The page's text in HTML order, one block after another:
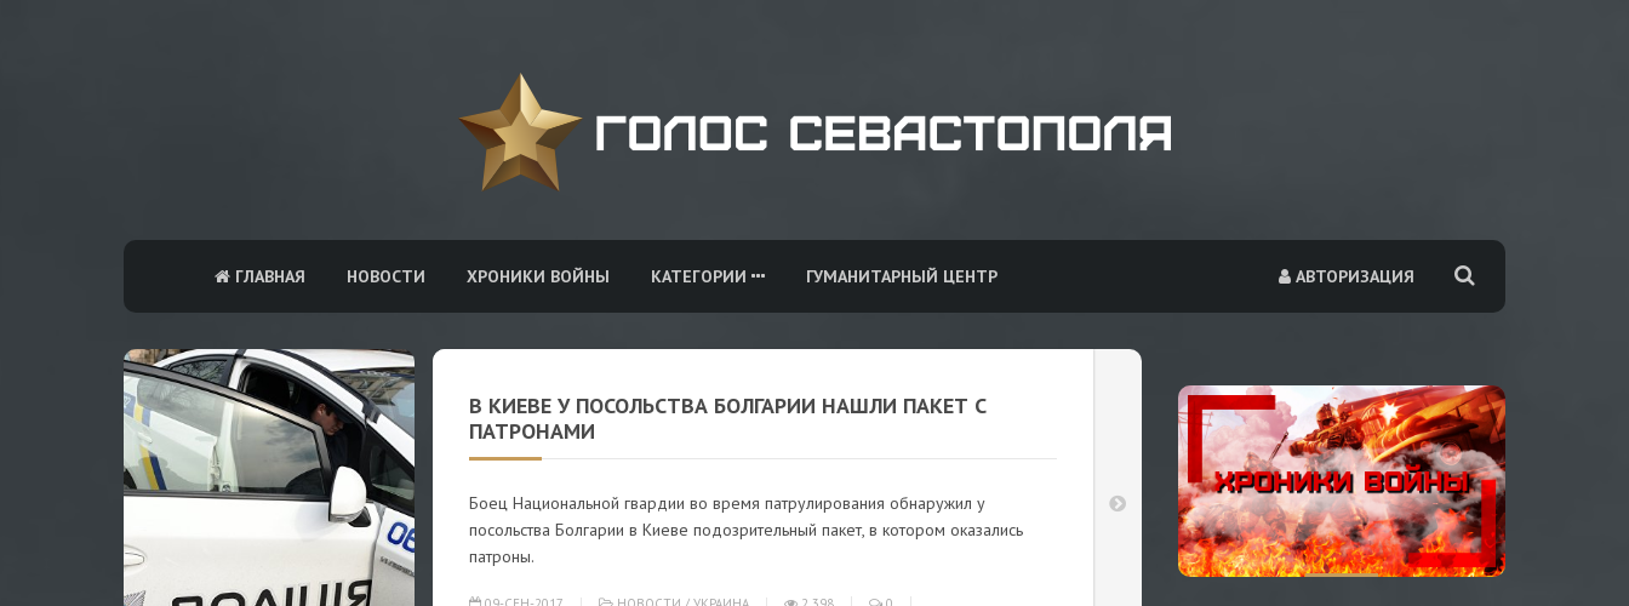
АВТОРИЗАЦИЯ
ГЛАВНАЯ НОВОСТИ ХРОНИКИ ВОЙНЫ КАТЕГОРИИ ГУМАНИТАРНЫЙ ЦЕНТР
В КИЕВЕ У ПОСОЛЬСТВА БОЛГАРИИ НАШЛИ ПАКЕТ С
ПАТРОНАМИ
Боец Национальной гвардии во время патрулирования обнаружил у
посольства Болгарии в Киеве подозрительный пакет, в котором оказались
патроны.